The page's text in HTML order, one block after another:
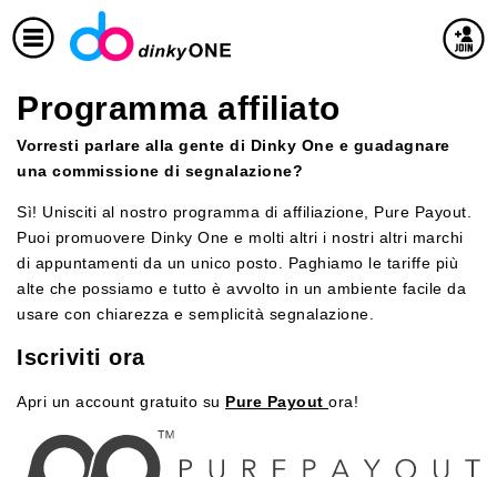
Programma affiliato
Vorresti parlare alla gente di Dinky One e guadagnare
una commissione di segnalazione?
Sì! Unisciti al nostro programma di affiliazione, Pure Payout.
Puoi promuovere Dinky One e molti altri i nostri altri marchi
di appuntamenti da un unico posto. Paghiamo le tariffe più
alte che possiamo e tutto è avvolto in un ambiente facile da
usare con chiarezza e semplicità segnalazione.
Iscriviti ora
Apri un account gratuito su Pure Payout ora!